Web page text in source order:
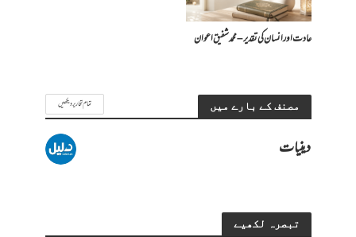
عادت اور انسان کی تقدیر – محمد شفیق اعوان
مصنف کے بارے میں تمام تحاریر دیکھیں
دینیات
تبصرہ لکھیے